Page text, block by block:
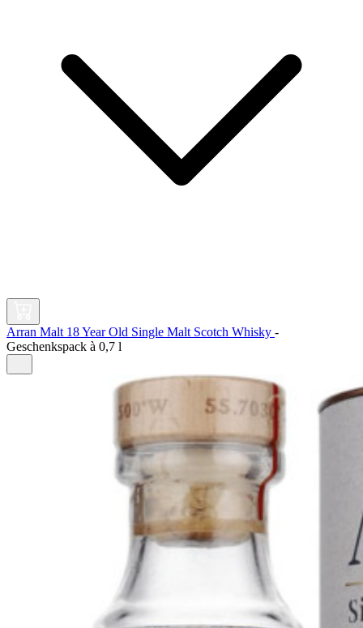
Arran Malt 18 Year Old Single Malt Scotch Whisky -
Geschenkspack à 0,7 l